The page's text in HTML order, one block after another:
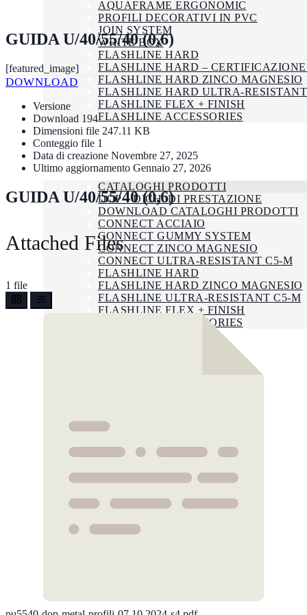
AQUAFRAME ERGONOMIC
PROFILI DECORATIVI IN PVC
JOIN SYSTEM
WHITE BOX
FLASHLINE HARD
FLASHLINE HARD –
FLASHLINE HARD ZINCO MAGNESIO
FLASHLINE HARD ULTRA-
FLASHLINE FLEX + FINISH
FLASHLINE ACCESSORIES
AZIENDA
SMALTIMENTO
CERTIFICAZIONI
DOWNLOAD
CATALOGHI PRODOTTI
DOP – DICH. DI PRESTAZIONE
DOWNLOAD CATALOGHI PRODOTTI
CONNECT ACCIAIO
CONNECT GUMMY SYSTEM
CONNECT ZINCO MAGNESIO
CONNECT ULTRA-RESISTANT C5-M
FLASHLINE HARD
FLASHLINE HARD ZINCO MAGNESIO
FLASHLINE ULTRA-RESISTANT C5-M
FLASHLINE FLEX + FINISH
FLASHLINE ACCESSORIES
GUIDA U/40/55/40 (0,6)
[featured_image]
DOWNLOAD
Versione
Download 194
Dimensioni file 247.11 KB
Conteggio file 1
Data di creazione Novembre 27, 2025
Ultimo aggiornamento Gennaio 27, 2026
GUIDA U/40/55/40 (0,6)
Attached Files
1 file